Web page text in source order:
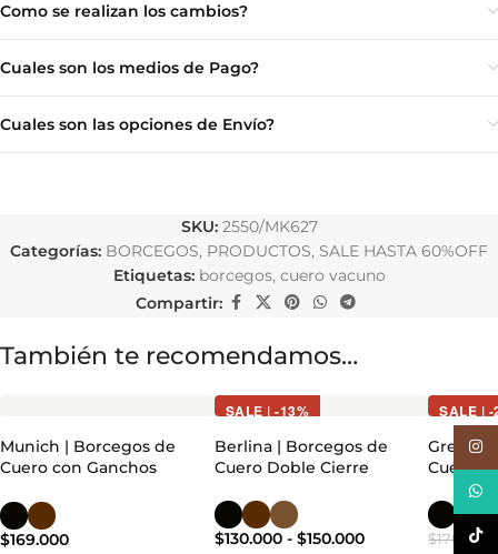
Como se realizan los cambios?
Cuales son los medios de Pago?
Cuales son las opciones de Envío?
SKU: 2550/MK627
Categorías: BORCEGOS, PRODUCTOS, SALE HASTA 60%OFF
Etiquetas: borcegos, cuero vacuno
Compartir:
También te recomendamos…
Munich | Borcegos de
Cuero con Ganchos
$169.000
SALE | -13%
Berlina | Borcegos de
Cuero Doble Cierre
$130.000 - $150.000
SALE | -
Grecia |
Cuero
$170.000